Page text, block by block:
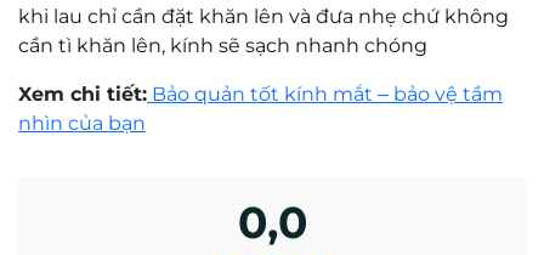
khi lau chỉ cần đặt khăn lên và đưa nhẹ chứ không
cần tì khăn lên, kính sẽ sạch nhanh chóng
Xem chi tiết: Bảo quản tốt kính mắt – bảo vệ tầm
nhìn của bạn
0,0